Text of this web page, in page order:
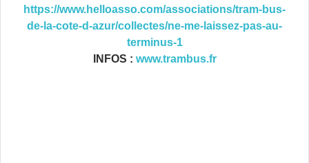
https://www.helloasso.com/associations/tram-bus-
de-la-cote-d-azur/collectes/ne-me-laissez-pas-au-
terminus-1
INFOS : www.trambus.fr